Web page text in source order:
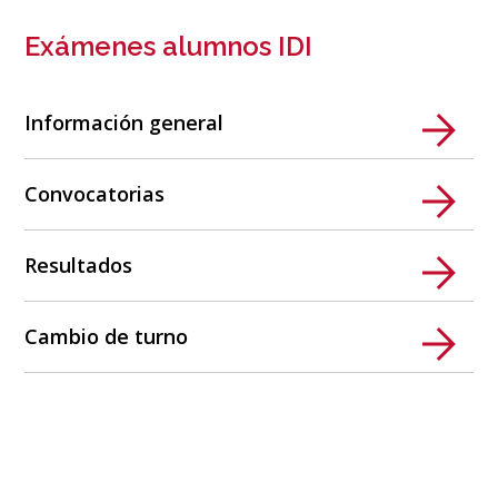
Exámenes alumnos IDI
Información general
Convocatorias
Resultados
Cambio de turno